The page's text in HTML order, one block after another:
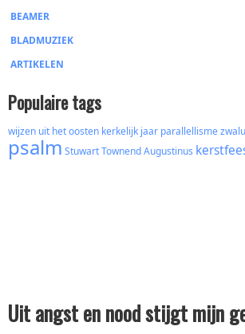
BEAMER
BLADMUZIEK
ARTIKELEN
Populaire tags
wijzen uit het oosten kerkelijk jaar parallellisme
psalm Stuwart TownendAugustinus
Uit angst en nood stijgt mijn